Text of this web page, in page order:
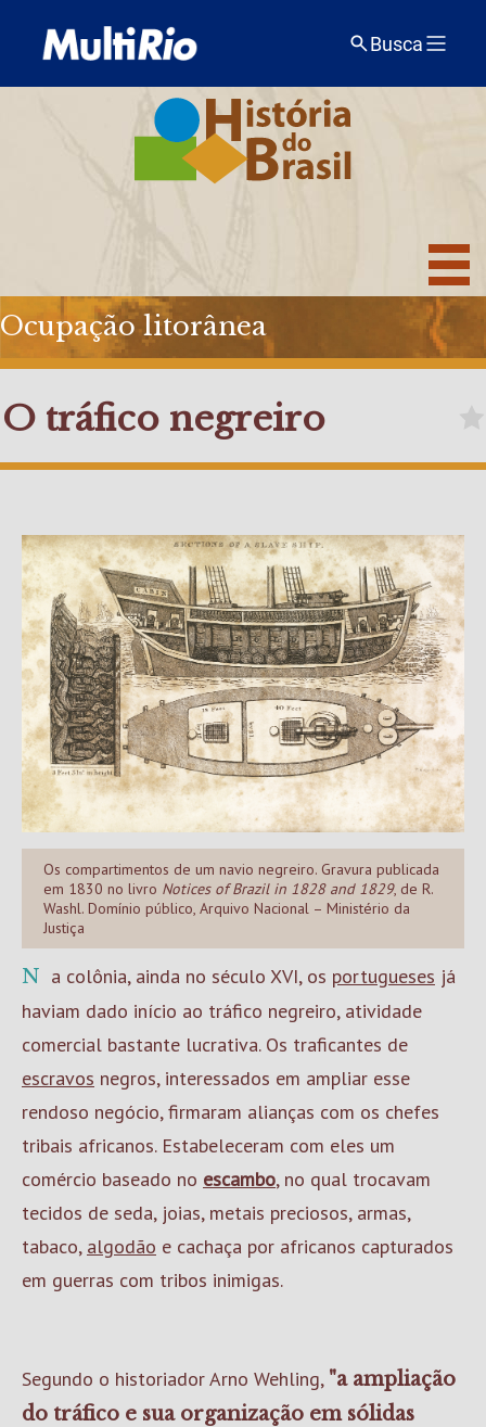
Busca
Ocupação litorânea
O tráfico negreiro
Os compartimentos de um navio negreiro. Gravura publicada
em 1830 no livro Notices of Brazil in 1828 and 1829, de R.
Washl. Domínio público, Arquivo Nacional – Ministério da
Justiça
Na colônia, ainda no século XVI, os portugueses já
haviam dado início ao tráfico negreiro, atividade
comercial bastante lucrativa. Os traficantes de
escravos negros, interessados em ampliar esse
rendoso negócio, firmaram alianças com os chefes
tribais africanos. Estabeleceram com eles um
comércio baseado no escambo, no qual trocavam
tecidos de seda, joias, metais preciosos, armas,
tabaco, algodão e cachaça por africanos capturados
em guerras com tribos inimigas.
Segundo o historiador Arno Wehling, "a ampliação
do tráfico e sua organização em sólidas